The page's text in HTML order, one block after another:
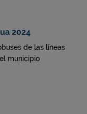
2024
de las líneas
municipio